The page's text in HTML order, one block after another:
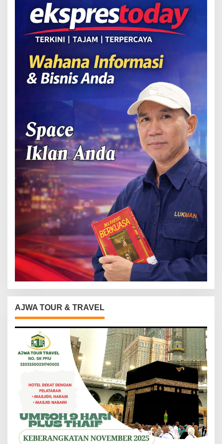
AJWA TOUR & TRAVEL